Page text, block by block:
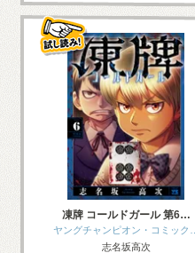
凍牌 コールドガール 第6…
ヤングチャンピオン・コミック…
志名坂高次